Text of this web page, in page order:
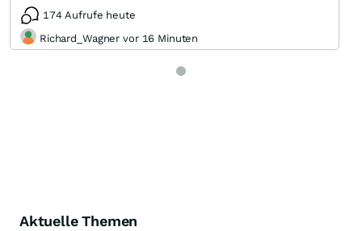
174 Aufrufe heute
Richard_Wagner vor 16 Minuten
Aktuelle Themen